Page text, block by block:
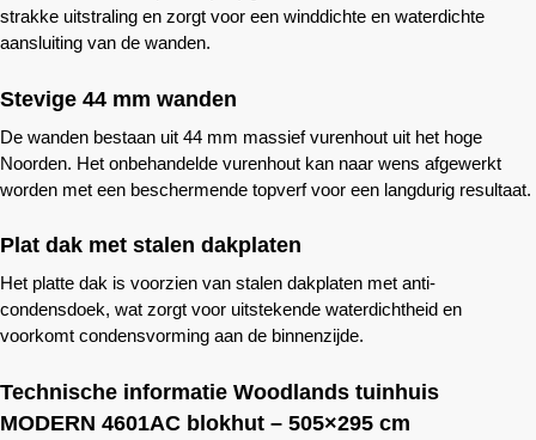
strakke uitstraling en zorgt voor een winddichte en waterdichte
aansluiting van de wanden.
Stevige 44 mm wanden
De wanden bestaan uit 44 mm massief vurenhout uit het hoge
Noorden. Het onbehandelde vurenhout kan naar wens afgewerkt
worden met een beschermende topverf voor een langdurig resultaat.
Plat dak met stalen dakplaten
Het platte dak is voorzien van stalen dakplaten met anti-
condensdoek, wat zorgt voor uitstekende waterdichtheid en
voorkomt condensvorming aan de binnenzijde.
Technische informatie Woodlands tuinhuis
MODERN 4601AC blokhut – 505×295 cm